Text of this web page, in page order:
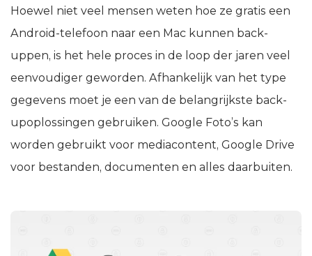
Hoewel niet veel mensen weten hoe ze gratis een
Android-telefoon naar een Mac kunnen back-
uppen, is het hele proces in de loop der jaren veel
eenvoudiger geworden. Afhankelijk van het type
gegevens moet je een van de belangrijkste back-
upoplossingen gebruiken. Google Foto’s kan
worden gebruikt voor mediacontent, Google Drive
voor bestanden, documenten en alles daarbuiten.